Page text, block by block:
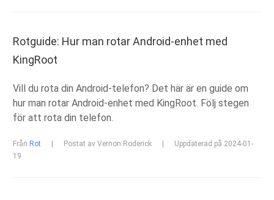
Rotguide: Hur man rotar Android-enhet med
KingRoot
Vill du rota din Android-telefon? Det här är en guide om
hur man rotar Android-enhet med KingRoot. Följ stegen
för att rota din telefon.
Från Rot Postat av Vernon Roderick
Uppdaterad på 2024-01-
19